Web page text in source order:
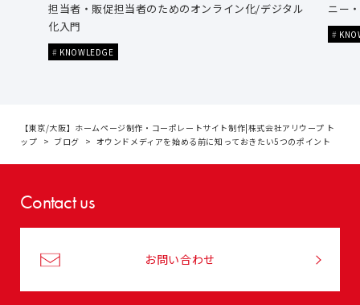
担当者・販促担当者のためのオンライン化/デジタル
化入門
KNOWLEDGE
ニー
【東京/大阪】ホームページ制作・コーポレートサイト制作|株式会社アリウープ ト
ップ
ブログ オウンドメディアを始める前に知っておきたい5つのポイント
Contact us
お問い合わせ